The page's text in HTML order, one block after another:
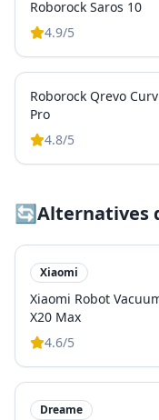
Roborock Saros 10
4.9/5
Roborock Qrevo
Pro
4.8/5
🔄Alternatives
Xiaomi
Xiaomi Robot
X20 Max
4.6/5
Dreame